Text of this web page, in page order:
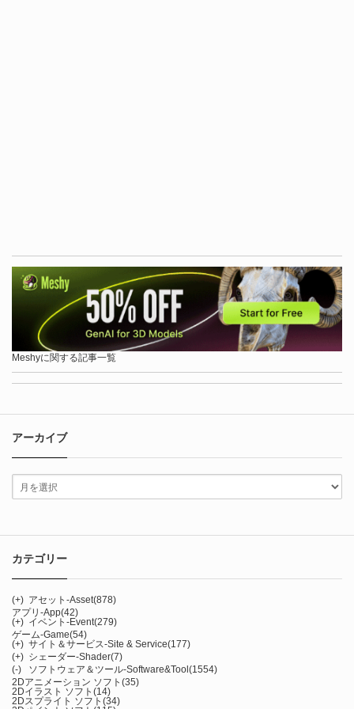
Meshyに関する記事一覧
アーカイブ
カテゴリー
(+) アセット-Asset(878)
アプリ-App(42)
(+) イベント-Event(279)
ゲーム-Game(54)
(+) サイト＆サービス-Site & Service(177)
(+) シェーダー-Shader(7)
(-)
ソフトウェア＆ツール-Software&Tool (1554)
2Dアニメーション ソフト (35)
2Dイラスト ソフト (14)
2Dスプライト ソフト (34)